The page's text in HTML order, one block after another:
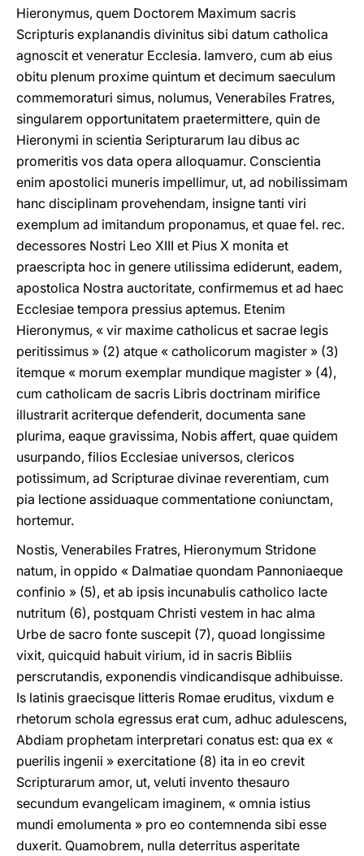
Hieronymus, quem Doctorem Maximum sacris
Scripturis explanandis divinitus sibi datum catholica
agnoscit et veneratur Ecclesia. Iamvero, cum ab eius
obitu plenum proxime quintum et decimum saeculum
commemoraturi simus, nolumus, Venerabiles Fratres,
singularem opportunitatem praetermittere, quin de
Hieronymi in scientia Seripturarum lau dibus ac
promeritis vos data opera alloquamur. Conscientia
enim apostolici muneris impellimur, ut, ad nobilissimam
hanc disciplinam provehendam, insigne tanti viri
exemplum ad imitandum proponamus, et quae fel. rec.
decessores Nostri Leo XIII et Pius X monita et
praescripta hoc in genere utilissima ediderunt, eadem,
apostolica Nostra auctoritate, confirmemus et ad haec
Ecclesiae tempora pressius aptemus. Etenim
Hieronymus, « vir maxime catholicus et sacrae legis
peritissimus » (2) atque « catholicorum magister » (3)
itemque « morum exemplar mundique magister » (4),
cum catholicam de sacris Libris doctrinam mirifice
illustrarit acriterque defenderit, documenta sane
plurima, eaque gravissima, Nobis affert, quae quidem
usurpando, filios Ecclesiae universos, clericos
potissimum, ad Scripturae divinae reverentiam, cum
pia lectione assiduaque commentatione coniunctam,
hortemur.
Nostis, Venerabiles Fratres, Hieronymum Stridone
natum, in oppido « Dalmatiae quondam Pannoniaeque
confinio » (5), et ab ipsis incunabulis catholico lacte
nutritum (6), postquam Christi vestem in hac alma
Urbe de sacro fonte suscepit (7), quoad longissime
vixit, quicquid habuit virium, id in sacris Bibliis
perscrutandis, exponendis vindicandisque adhibuisse.
Is latinis graecisque litteris Romae eruditus, vixdum e
rhetorum schola egressus erat cum, adhuc adulescens,
Abdiam prophetam interpretari conatus est: qua ex «
puerilis ingenii » exercitatione (8) ita in eo crevit
Scripturarum amor, ut, veluti invento thesauro
secundum evangelicam imaginem, « omnia istius
mundi emolumenta » pro eo contemnenda sibi esse
duxerit. Quamobrem, nulla deterritus asperitate